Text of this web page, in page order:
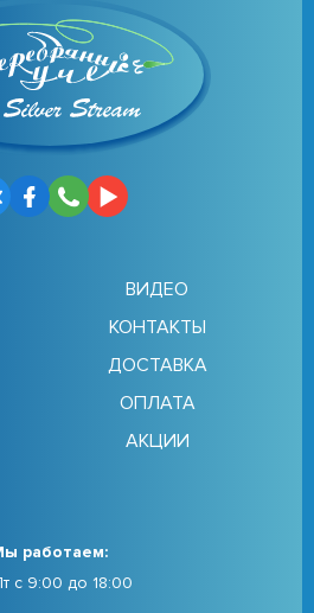
ВИДЕО
КОНТАКТЫ
ДОСТАВКА
ОПЛАТА
АКЦИИ
работаем:
с 9:00 до 18:00